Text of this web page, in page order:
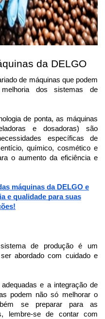
da DELGO
de máquinas que podem
dos sistemas de
de ponta, as máquinas
e dosadoras) são
específicas de
químico, cosmético e
o aumento da eficiência e
máquinas da DELGO e
e qualidade para suas
de produção é um
abordado com cuidado e
e a integração de
podem não só melhorar o
se preparar para as
lembre-se de contar com